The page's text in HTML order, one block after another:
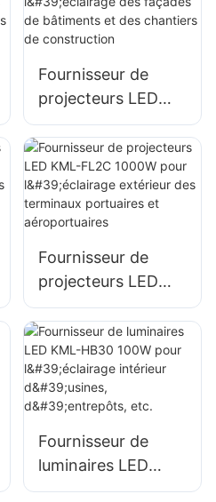
parkings et
d'entrepôts
Fournisseur de
projecteurs LED
KML-FL2C 500W
pour l'éclairage des
façades de
bâtiments et des
chantiers de
Fournisseur de
projecteurs LED
KML-FL2C 1000W
pour l'éclairage
extérieur des
terminaux
portuaires et
Fournisseur de
luminaires LED
KML-HB30 100W